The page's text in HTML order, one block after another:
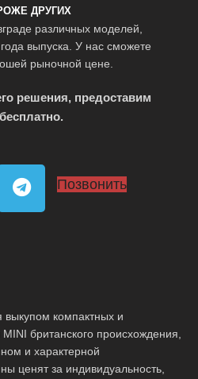
ДРУГИХ
различных моделей,
выпуска. У нас сможете
рыночной цене.
решения, предоставим
Позвонить
компактных и
британского происхождения,
и характерной
ценят за индивидуальность,